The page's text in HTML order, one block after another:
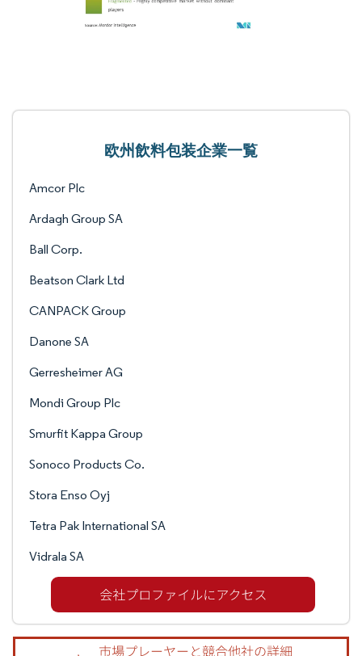
欧州飲料包装企業一覧
Amcor Plc
Ardagh Group SA
Ball Corp.
Beatson Clark Ltd
CANPACK Group
Danone SA
Gerresheimer AG
Mondi Group Plc
Smurfit Kappa Group
Sonoco Products Co.
Stora Enso Oyj
Tetra Pak International SA
Vidrala SA